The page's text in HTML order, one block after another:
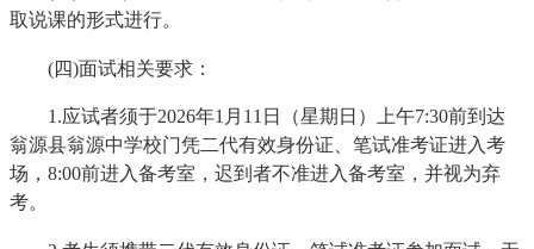
取说课的形式进行。
(四)面试相关要求：
1.应试者须于2026年1月11日（星期日）上午7:30前到达
翁源县翁源中学校门凭二代有效身份证、笔试准考证进入考
场，8:00前进入备考室，迟到者不准进入备考室，并视为弃
考。